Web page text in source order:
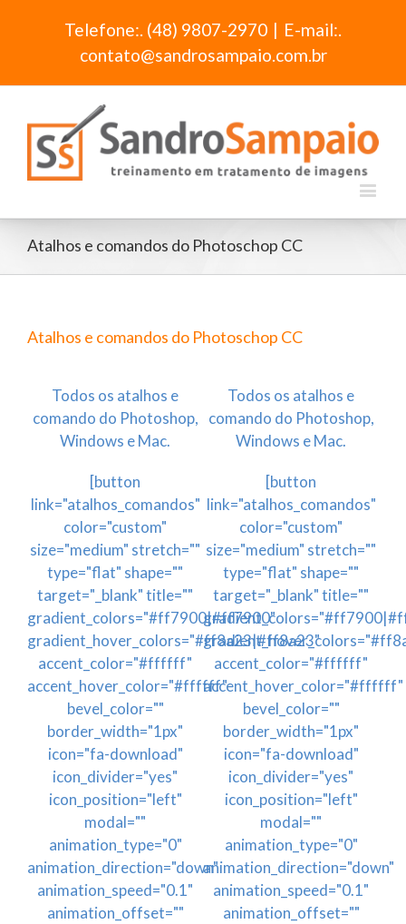
Telefone:. (48) 9807-2970 | E-mail:.
contato@sandrosampaio.com.br
Atalhos e comandos do Photoschop CC
Atalhos e comandos do Photoschop CC
Todos os atalhos e
comando do Photoshop,
Windows e Mac.
[button
link="atalhos_comandos"
color="custom"
size="medium" stretch=""
type="flat" shape=""
target="_blank" title=""
gradient_colors="#ff7900|#ff7900"
gradient_hover_colors="#ff8a23|#ff8a23"
accent_color="#ffffff"
accent_hover_color="#ffffff"
bevel_color=""
border_width="1px"
icon="fa-download"
icon_divider="yes"
icon_position="left"
modal=""
animation_type="0"
animation_direction="down"
animation_speed="0.1"
animation_offset=""
Todos os atalhos e
comando do Photoshop,
Windows e Mac.
[button
link="atalhos_comandos"
color="custom"
size="medium" stretch=""
type="flat" shape=""
target="_blank" title=""
accent_color="#ffffff"
accent_hover_color="#ffffff"
bevel_color=""
border_width="1px"
icon="fa-download"
icon_divider="yes"
icon_position="left"
modal=""
animation_type="0"
animation_direction="down"
animation_speed="0.1"
animation_offset=""